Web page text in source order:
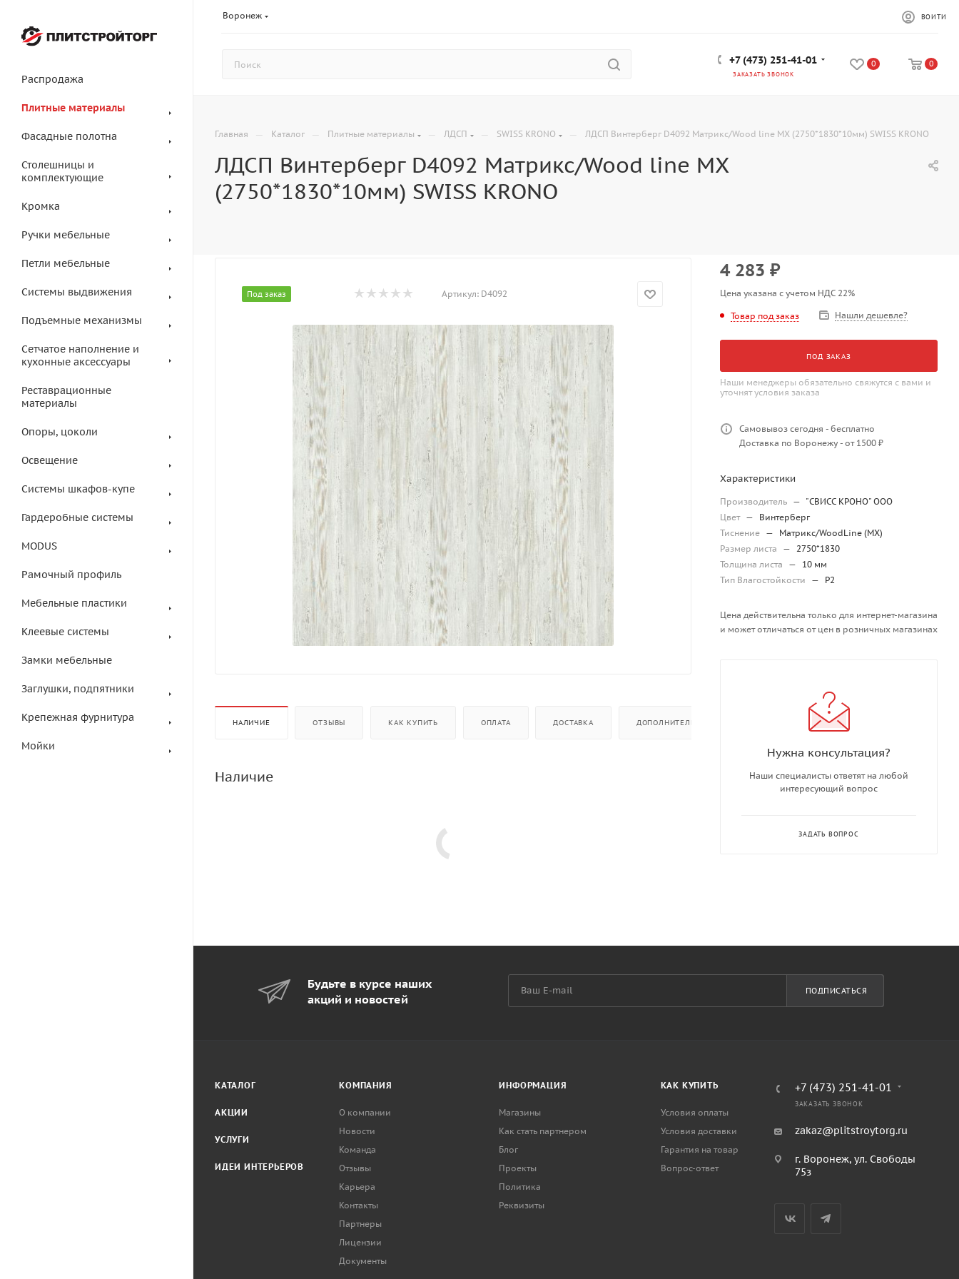
Воронеж ВОЙТИ
+7 (473) 251-41-01
ЗАКАЗАТЬ ЗВОНОК
0 0
Распродажа
Плитные материалы
Фасадные полотна
Столешницы и
комплектующие
Кромка
Ручки мебельные
Петли мебельные
Системы выдвижения
Подъемные механизмы
Сетчатое наполнение и
кухонные аксессуары
Реставрационные
материалы
Опоры, цоколи
Освещение
Системы шкафов-купе
Гардеробные системы
MODUS
Рамочный профиль
Мебельные пластики
Клеевые системы
Замки мебельные
Заглушки, подпятники
Крепежная фурнитура
Мойки
Главная — Каталог — Плитные материалы — ЛДСП — SWISS KRONO — ЛДСП Винтерберг D4092 Матрикс/Wood line MX (2750*1830*10мм) SWISS KRONO
ЛДСП Винтерберг D4092 Матрикс/Wood line MX
(2750*1830*10мм) SWISS KRONO
Под заказ Артикул: D4092
НАЛИЧИЕ ОТЗЫВЫ КАК КУПИТЬ ОПЛАТА ДОСТАВКА ДОПОЛНИТЕЛЬНО
Наличие
4 283 ₽
Цена указана с учетом НДС 22%
Товар под заказ Нашли дешевле?
ПОД ЗАКАЗ
Наши менеджеры обязательно свяжутся с вами и
уточнят условия заказа
Самовывоз сегодня - бесплатно
Доставка по Воронежу - от 1500 ₽
Характеристики
Производитель — "СВИСС КРОНО" ООО
Цвет —
Винтерберг
Тиснение —
Матрикс/WoodLine (MX)
Размер листа
— 2750*1830
Толщина листа
—
10 мм
Тип Влагостойкости
— P2
Цена действительна только для интернет-магазина
и может отличаться от цен в розничных магазинах
Нужна консультация?
Наши специалисты ответят на любой
интересующий вопрос
ЗАДАТЬ ВОПРОС
Будьте в курсе наших
акций и новостей
ПОДПИСАТЬСЯ
КАТАЛОГ
АКЦИИ
УСЛУГИ
ИДЕИ ИНТЕРЬЕРОВ
КОМПАНИЯ
О компании
Новости
Команда
Отзывы
Карьера
Контакты
Партнеры
Лицензии
Документы
ИНФОРМАЦИЯ
Магазины
Как стать партнером
Блог
Проекты
Политика
Реквизиты
КАК КУПИТЬ
Условия оплаты
Условия доставки
Гарантия на товар
Вопрос-ответ
+7 (473) 251-41-01
ЗАКАЗАТЬ ЗВОНОК
zakaz@plitstroytorg.ru
г. Воронеж, ул. Свободы
75з